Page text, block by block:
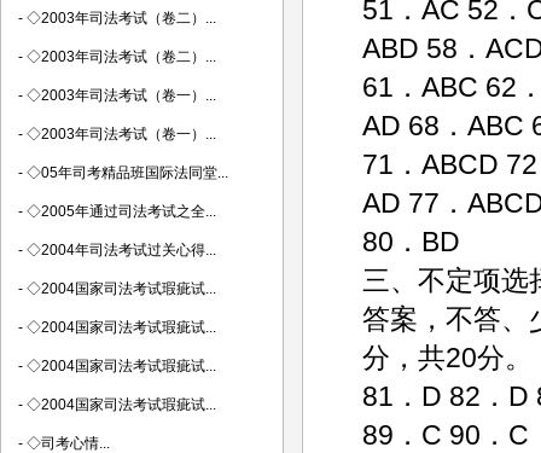
51．AC 52．
ABD 58．
61．ABC 62
AD 68．ABC
71．ABCD
AD 77．
80．BD
三、不定项选
答案，不答、
分，共20分。
81．D 82．D
89．C 90．C
- ◇2003年司法考试（卷二）...
- ◇2003年司法考试（卷二）...
- ◇2003年司法考试（卷一）...
- ◇2003年司法考试（卷一）...
- ◇05年司考精品班国际法同堂...
- ◇2005年通过司法考试之全...
- ◇2004年司法考试过关心得...
- ◇2004国家司法考试瑕疵试...
- ◇2004国家司法考试瑕疵试...
- ◇2004国家司法考试瑕疵试...
- ◇2004国家司法考试瑕疵试...
- ◇司考心情...